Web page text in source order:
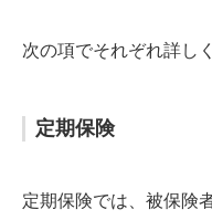
次の項でそれぞれ詳し
定期保険
定期保険では、被保険